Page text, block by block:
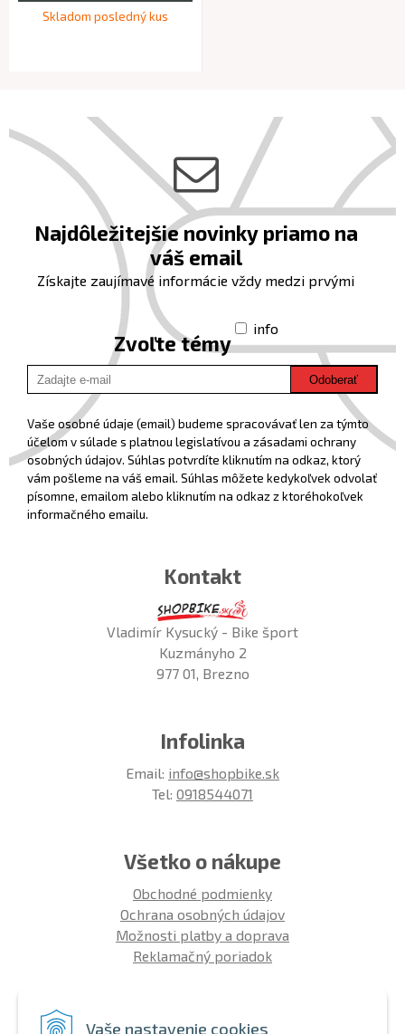
Vaše nastavenie cookies
Skladom posledný kus
Najdôležitejšie novinky priamo na
váš email
Získajte zaujímavé informácie vždy medzi prvými
Zvoľte témy
info
Odoberať
Vaše osobné údaje (email) budeme spracovávať len za týmto
účelom v súlade s platnou legislatívou a zásadami ochrany
osobných údajov. Súhlas potvrdíte kliknutím na odkaz, ktorý
vám pošleme na váš email. Súhlas môžete kedykoľvek odvolať
písomne, emailom alebo kliknutím na odkaz z ktoréhokoľvek
informačného emailu.
Kontakt
Vladimír Kysucký - Bike šport
Kuzmányho 2
977 01, Brezno
Infolinka
Email: info@shopbike.sk
Tel: 0918544071
Všetko o nákupe
Obchodné podmienky
Ochrana osobných údajov
Možnosti platby a doprava
Reklamačný poriadok